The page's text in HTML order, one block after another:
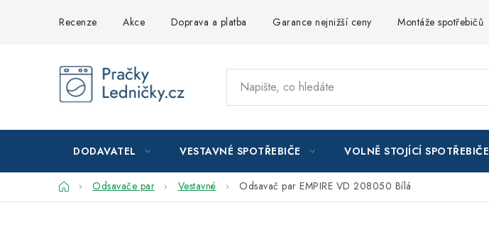
Recenze Akce Doprava a platba Garance nejnižší ceny Montáže spotřebičů
DODAVATEL VESTAVNÉ SPOTŘEBIČE VOLNĚ STOJÍCÍ SPOTŘEBIČE
DomůOdsavače par Vestavné Odsavač par EMPIRE VD 208050 Bílá